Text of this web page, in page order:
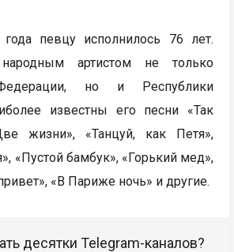
певцу исполнилось 76 лет.
артистом не только
но и Республики
известны его песни «Так
жизни», «Танцуй, как Петя»,
«Пустой бамбук», «Горький мед»,
«В Париже ночь» и другие.
десятки Telegram-каналов?